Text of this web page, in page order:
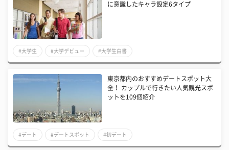
に意識したキャラ設定6タイプ
#大学生 #大学デビュー #大学生白書
東京都内のおすすめデートスポット大
全！ カップルで行きたい人気観光スポ
ットを109個紹介
#デート #デートスポット #初デート